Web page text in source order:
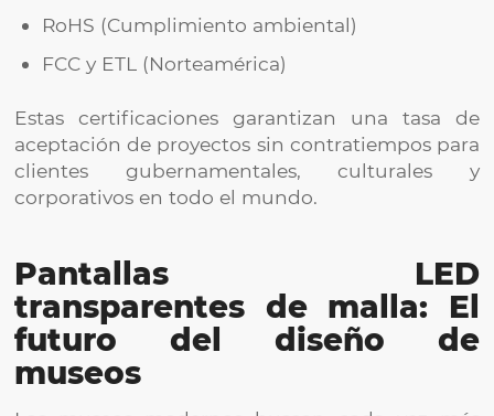
RoHS (Cumplimiento ambiental)
FCC y ETL (Norteamérica)
Estas certificaciones garantizan una tasa de
aceptación de proyectos sin contratiempos para
clientes gubernamentales, culturales y
corporativos en todo el mundo.
Pantallas LED
transparentes de malla: El
futuro del diseño de
museos